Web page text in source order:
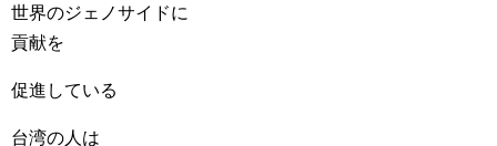
世界のジェノサイドに
貢献を
促進している
台湾の人は